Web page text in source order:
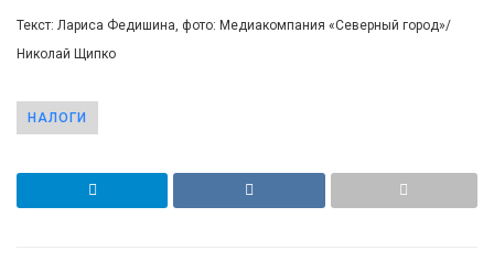
Текст: Лариса Федишина, фото: Медиакомпания «Северный город»/
Николай Щипко
НАЛОГИ